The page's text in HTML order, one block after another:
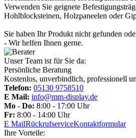
Verwenden Sie geignete
Hohlblocksteinen, Holzpaneelen oder
Sie haben Ihr Produkt nicht gefunden
- Wir helfen Ihnen gerne.
Unser Team ist für Sie da:
Persönliche Beratung
Kostenlos, unverbindlich, professionell
Telefon: 05130 9758510
E Mail: info@mm-display.de
Mo - Do: 8:00 - 17:00 Uhr
Fr: 8:00 - 14:00 Uhr
E MailRückrufserviceKontaktformular
Ihre Vorteile: